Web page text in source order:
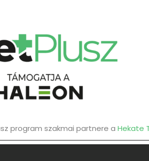
program szakmai partnere a Hekate